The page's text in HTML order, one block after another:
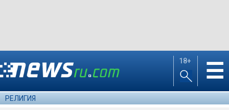
18+ ☰
РЕЛИГИЯ